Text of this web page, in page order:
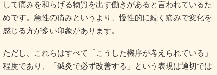
して痛みを和らげる物質を出す働きがあると言われているた
めです。急性の痛みというより、慢性的に続く痛みで変化を
感じる方が多い印象があります。
ただし、これらはすべて「こうした機序が考えられている」
程度であり、「鍼灸で必ず改善する」という表現は適切では